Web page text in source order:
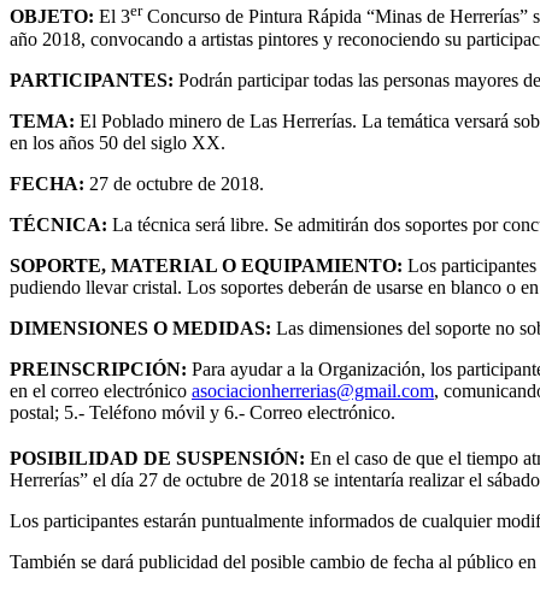
OBJETO: El 3erConcurso de Pintura Rápida “Minas de Herrerías”
año 2018, convocando a artistas pintores y reconociendo su
PARTICIPANTES: Podrán participar todas las personas mayores
TEMA: El Poblado minero de Las Herrerías. La temática versará
en los años 50 del siglo XX.
FECHA: 27 de octubre de 2018.
TÉCNICA: La técnica será libre. Se admitirán dos soportes por
SOPORTE, MATERIAL O EQUIPAMIENTO: Los
pudiendo llevar cristal. Los soportes deberán de usarse en blanco o
DIMENSIONES O MEDIDAS: Las dimensiones del soporte no
PREINSCRIPCIÓN: Para ayudar a la Organización, los
en el correo electrónico asociacionherrerias@gmail.com,
postal; 5.- Teléfono móvil y 6.- Correo electrónico.
POSIBILIDAD DE SUSPENSIÓN: En el caso de que el tiempo
Herrerías” el día 27 de octubre de 2018 se intentaría realizar el
Los participantes estarán puntualmente informados de cualquier
También se dará publicidad del posible cambio de fecha al público en